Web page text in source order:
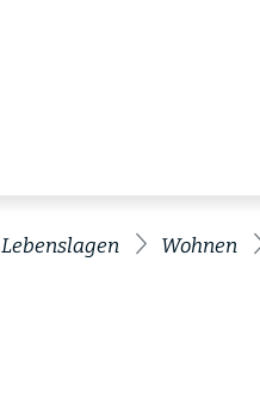
Lebenslagen Wohnen